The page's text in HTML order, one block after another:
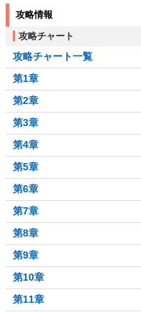
攻略情報
攻略チャート
攻略チャート一覧
第1章
第2章
第3章
第4章
第5章
第6章
第7章
第8章
第9章
第10章
第11章